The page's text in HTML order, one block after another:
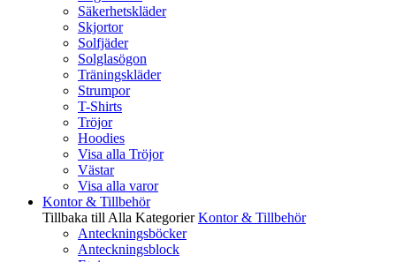
Säkerhetskläder
Skjortor
Solfjäder
Solglasögon
Träningskläder
Strumpor
T-Shirts
Tröjor
Hoodies
Visa alla Tröjor
Västar
Visa alla varor
Kontor & Tillbehör
Tillbaka till Alla Kategorier Kontor & Tillbehör
Anteckningsböcker
Anteckningsblock